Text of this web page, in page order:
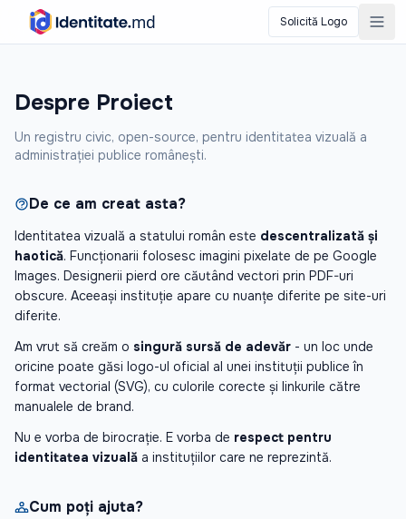
Solicită Logo
Despre Proiect
Un registru civic, open-source, pentru identitatea vizuală a
administrației publice românești.
De ce am creat asta?
Identitatea vizuală a statului român este descentralizată și
haotică. Funcționarii folosesc imagini pixelate de pe Google
Images. Designerii pierd ore căutând vectori prin PDF-uri
obscure. Aceeași instituție apare cu nuanțe diferite pe site-uri
diferite.
Am vrut să creăm o singură sursă de adevăr - un loc unde
oricine poate găsi logo-ul oficial al unei instituții publice în
format vectorial (SVG), cu culorile corecte și linkurile către
manualele de brand.
Nu e vorba de birocrație. E vorba de respect pentru
identitatea vizuală a instituțiilor care ne reprezintă.
Cum poți ajuta?